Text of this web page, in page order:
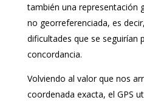
también una representación
no georreferenciada, es
dificultades que se seguirían
concordancia.
Volviendo al valor que nos
coordenada exacta, el GPS